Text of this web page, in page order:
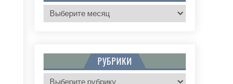
Архивы
РУБРИКИ
Рубрики